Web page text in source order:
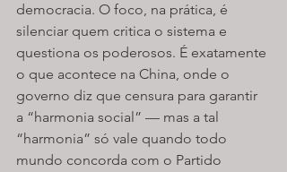
democracia. O foco, na prática, é
silenciar quem critica o sistema e
questiona os poderosos. É exatamente
o que acontece na China, onde o
governo diz que censura para garantir
a “harmonia social” — mas a tal
“harmonia” só vale quando todo
mundo concorda com o Partido